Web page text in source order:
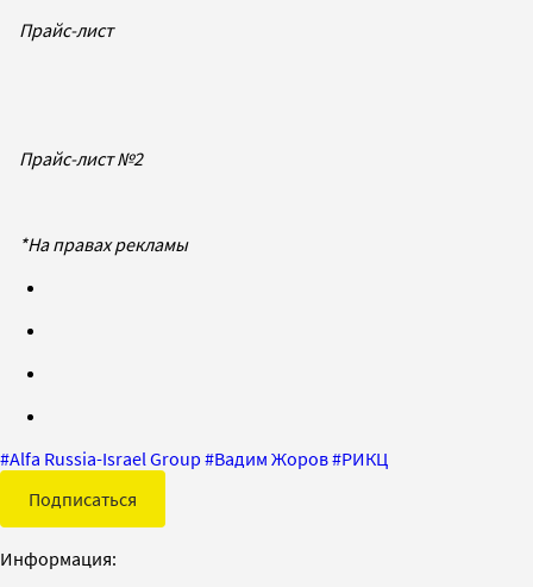
Прайс-лист
Прайс-лист №2
*На правах рекламы
#Alfa Russia-Israel Group #Вадим Жоров#РИКЦ
Подписаться
Информация: